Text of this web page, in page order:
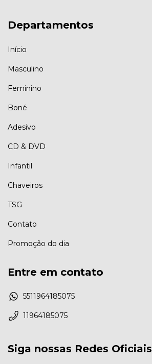
Departamentos
Início
Masculino
Feminino
Boné
Adesivo
CD & DVD
Infantil
Chaveiros
TSG
Contato
Promoção do dia
Entre em contato
5511964185075
11964185075
Siga nossas Redes Oficiais